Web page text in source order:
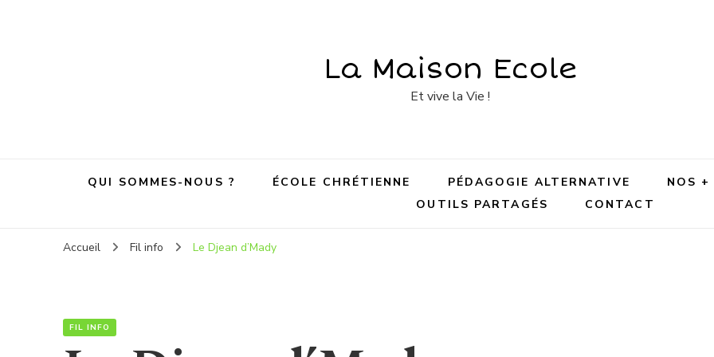
La Maison Ecole
Et vive la Vie !
QUI SOMMES-NOUS ? ÉCOLE CHRÉTIENNE PÉDAGOGIE ALTERNATIVE NOS +
OUTILS PARTAGÉS
CONTACT
Accueil Fil info Le Djean d’Mady
FIL INFO